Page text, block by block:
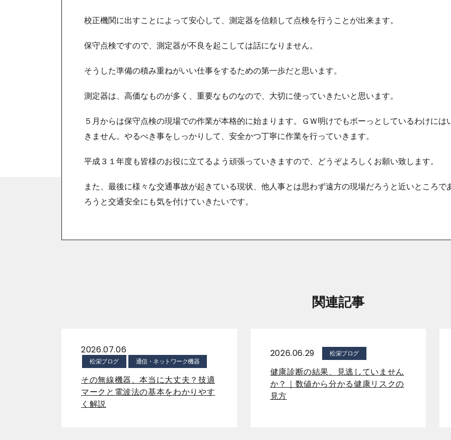
校正機関に出すことによって安心して、測定器を信頼して点検を行うことが出来ます。
保守点検ですので、測定器が不良を起こしては話になりません。
そうした準備の積み重ねがいい仕事をするための第一歩だと思います。
測定器は、高価なものが多く、重要なものなので、大切に使っていきたいと思います。
５月からは保守点検の現場での作業が本格的に始まります。ＧＷ明けでもボーっとしているわけには
きません。やるべき事をしっかりして、安全かつ丁寧に作業を行っていきます。
平成３１年度も皆様のお役に立てるよう頑張っていきますので、どうぞよろしくお願い致します。
また、最後に様々な交通事故が起きている現状、他人事とは思わず遠方の現場だろうと近いところで
ろうと交通安全にも気を付けていきたいです。
関連記事
2026.07.06
松栄ブログ 通信・ネットワーク機器
その無線機器、本当に大丈夫？技適
マークと電波法の基本をわかりやす
く解説
2026.06.29 松栄ブログ
健康診断の結果、見逃していません
か？｜数値から分かる健康リスクの
見方